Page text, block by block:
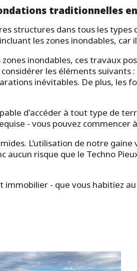
traditionnelles
structures dans tous les types
les zones inondables, car
inondables, ces travaux
les éléments suivants
inévitables. De plus, les
d'accéder à tout type de
- vous pouvez
L’utilisation de notre
risque que le Techno
- que vous habitiez